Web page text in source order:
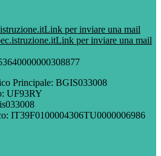
Link per inviare una mail
Link per inviare una mail
Principale: BGIS033008
UF93RY
IT39F0100004306TU0000006986